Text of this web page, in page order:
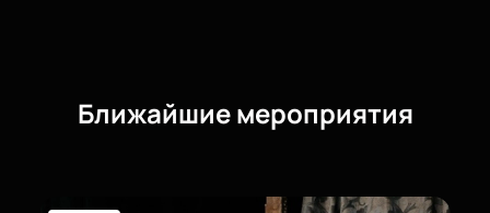
Ближайшие мероприятия